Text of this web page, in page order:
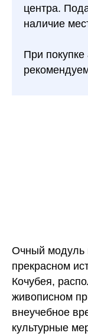
центра.
наличие
При покупке
Очный модуль
прекрасном
Кочубея,
живописном
внеучебное
культурные